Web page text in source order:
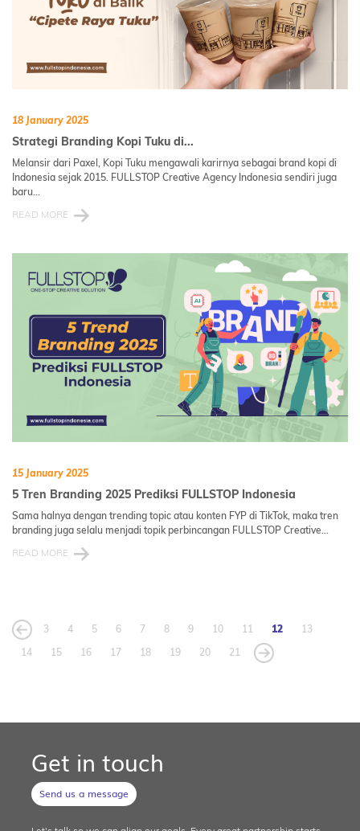
18 January 2025
Strategi Branding Kopi Tuku di...
Melansir dari Paxel, Kopi Tuku mengawali karirnya sebagai brand kopi di
Indonesia sejak 2015. FULLSTOP Creative Agency Indonesia sendiri juga
baru...
READ MORE
15 January 2025
5 Tren Branding 2025 Prediksi FULLSTOP Indonesia
Sama halnya dengan trending topic atau konten FYP di TikTok, maka tren
branding juga selalu menjadi topik perbincangan FULLSTOP Creative...
READ MORE
3 4 5 6 7 8 9 10 11 12
13
14
15 16 17 18 19 20 21
Get in touch
Send us a message